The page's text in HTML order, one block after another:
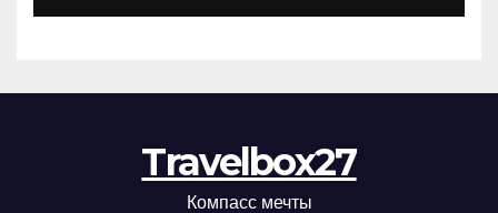
Travelbox27
Компасс мечты